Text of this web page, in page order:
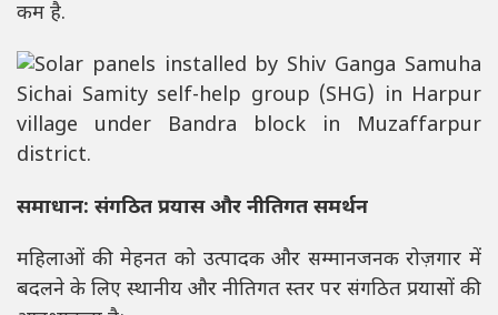
कम है.
समाधान: संगठित प्रयास और नीतिगत समर्थन
महिलाओं की मेहनत को उत्पादक और सम्मानजनक रोज़गार में
बदलने के लिए स्थानीय और नीतिगत स्तर पर संगठित प्रयासों की